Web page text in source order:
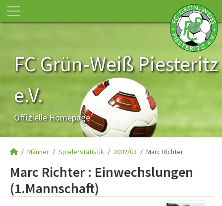
FC Grün-Weiß Piesteritz
e.V.
Offizielle Homepage
Männer Spielerstatistik 2002/03 Marc Richter
Marc Richter : Einwechslungen
(1.Mannschaft)